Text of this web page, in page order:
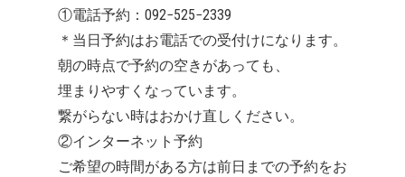
①電話予約：092−525−2339
＊当日予約はお電話での受付けになります。
朝の時点で予約の空きがあっても、
埋まりやすくなっています。
繋がらない時はおかけ直しください。
②インターネット予約
ご希望の時間がある方は前日までの予約をお